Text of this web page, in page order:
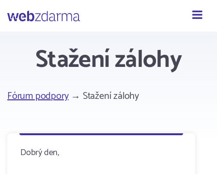
Webzdarma
Stažení zálohy
Fórum podpory→ Stažení zálohy
Dobrý den,